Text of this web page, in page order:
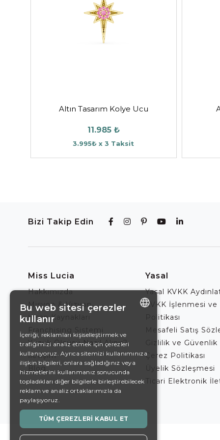
Altın Tasarım Kolye Ucu
11.985 ₺
3.995₺ x 3 Taksit
Bizi Takip Edin
Miss Lucia
Hakkımızda
Misyon & Vizyon
İnsan Kaynakları
Yüzük Ölçüsü Nasıl Alınır?
İletişim
Blog
Yasal
Yasal KVKK
KVKK İşlenmesi ve
Politikası
Mesafeli Satış
Gizlilik ve Güvenlik
Çerez Politikası
Üyelik Sözleşmesi
Ticari Elektronik
DE
EN
SWEDISH
TURKISH
Bu web sitesi çerezler
kullanır
İçeriği, reklamları kişiselleştirmek ve
trafiğimizi analiz etmek için çerezleri
kullanıyoruz. Ayrıca sitemizi kullanımınıza
ilişkin bilgileri, onlara sağladığınız veya
hizmetlerini kullanmanız sonucunda
topladıkları diğer bilgilerle birleştirebilecek
reklam ve analiz ortaklarımızla da
paylaşıyoruz.
TÜM ÇEREZLERI KABUL ET